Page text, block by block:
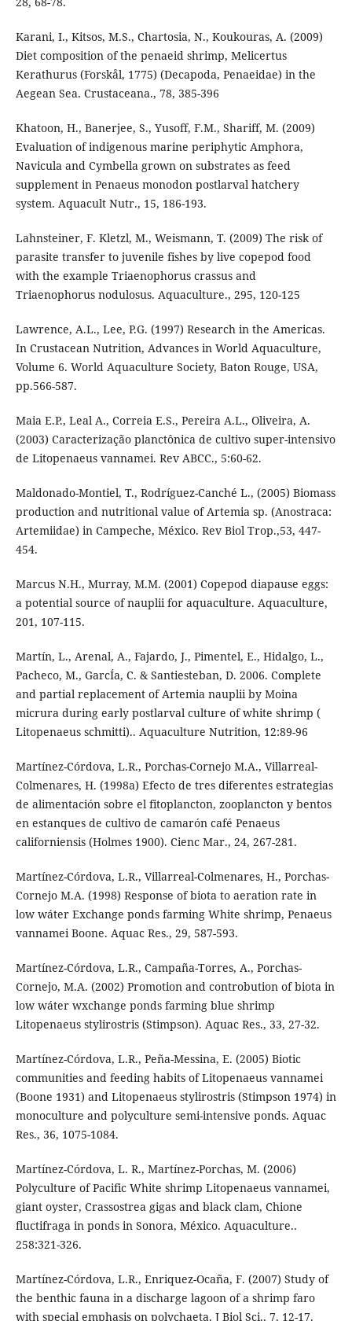
Karani, I., Kitsos, M.S., Chartosia, N., Koukouras, A. (2009)
Diet composition of the penaeid shrimp, Melicertus
Kerathurus (Forskål, 1775) (Decapoda, Penaeidae) in the
Aegean Sea. Crustaceana., 78, 385-396
Khatoon, H., Banerjee, S., Yusoff, F.M., Shariff, M. (2009)
Evaluation of indigenous marine periphytic Amphora,
Navicula and Cymbella grown on substrates as feed
supplement in Penaeus monodon postlarval hatchery
system. Aquacult Nutr., 15, 186-193.
Lahnsteiner, F. Kletzl, M., Weismann, T. (2009) The risk of
parasite transfer to juvenile fishes by live copepod food
with the example Triaenophorus crassus and
Triaenophorus nodulosus. Aquaculture., 295, 120-125
Lawrence, A.L., Lee, P.G. (1997) Research in the Americas.
In Crustacean Nutrition, Advances in World Aquaculture,
Volume 6. World Aquaculture Society, Baton Rouge, USA,
pp.566-587.
Maia E.P., Leal A., Correia E.S., Pereira A.L., Oliveira, A.
(2003) Caracterização planctônica de cultivo super-intensivo
de Litopenaeus vannamei. Rev ABCC., 5:60-62.
Maldonado-Montiel, T., Rodríguez-Canché L., (2005) Biomass
production and nutritional value of Artemia sp. (Anostraca:
Artemiidae) in Campeche, México. Rev Biol Trop.,53, 447-
454.
Marcus N.H., Murray, M.M. (2001) Copepod diapause eggs:
a potential source of nauplii for aquaculture. Aquaculture,
201, 107-115.
Martín, L., Arenal, A., Fajardo, J., Pimentel, E., Hidalgo, L.,
Pacheco, M., GarcÍa, C. & Santiesteban, D. 2006. Complete
and partial replacement of Artemia nauplii by Moina
micrura during early postlarval culture of white shrimp (
Litopenaeus schmitti).. Aquaculture Nutrition, 12:89-96
Martínez-Córdova, L.R., Porchas-Cornejo M.A., Villarreal-
Colmenares, H. (1998a) Efecto de tres diferentes estrategias
de alimentación sobre el fitoplancton, zooplancton y bentos
en estanques de cultivo de camarón café Penaeus
californiensis (Holmes 1900). Cienc Mar., 24, 267-281.
Martínez-Córdova, L.R., Villarreal-Colmenares, H., Porchas-
Cornejo M.A. (1998) Response of biota to aeration rate in
low wáter Exchange ponds farming White shrimp, Penaeus
vannamei Boone. Aquac Res., 29, 587-593.
Martínez-Córdova, L.R., Campaña-Torres, A., Porchas-
Cornejo, M.A. (2002) Promotion and controbution of biota in
low wáter wxchange ponds farming blue shrimp
Litopenaeus stylirostris (Stimpson). Aquac Res., 33, 27-32.
Martínez-Córdova, L.R., Peña-Messina, E. (2005) Biotic
communities and feeding habits of Litopenaeus vannamei
(Boone 1931) and Litopenaeus stylirostris (Stimpson 1974) in
monoculture and polyculture semi-intensive ponds. Aquac
Res., 36, 1075-1084.
Martínez-Córdova, L. R., Martínez-Porchas, M. (2006)
Polyculture of Pacific White shrimp Litopenaeus vannamei,
giant oyster, Crassostrea gigas and black clam, Chione
fluctifraga in ponds in Sonora, México. Aquaculture..
258:321-326.
Martínez-Córdova, L.R., Enriquez-Ocaña, F. (2007) Study of
the benthic fauna in a discharge lagoon of a shrimp faro
with special emphasis on polychaeta. J Biol Sci., 7, 12-17.